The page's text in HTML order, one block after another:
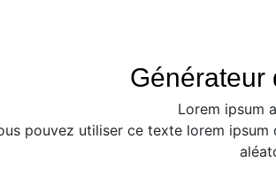
Générateur
Lorem ipsum
pouvez utiliser ce texte lorem